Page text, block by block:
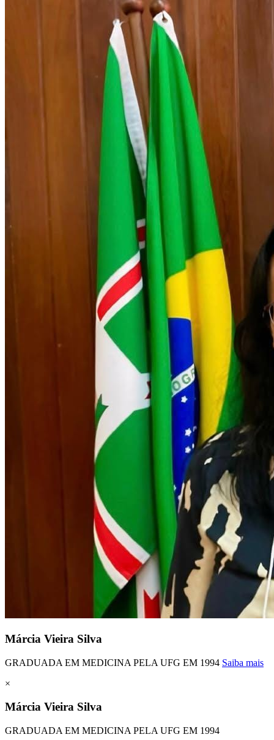
Márcia Vieira Silva
GRADUADA EM MEDICINA PELA UFG EM 1994 Saiba mais
×
Márcia Vieira Silva
GRADUADA EM MEDICINA PELA UFG EM 1994